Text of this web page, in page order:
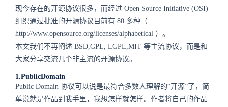
现今存在的开源协议很多，而经过 Open Source Initiative (OSI)
组织通过批准的开源协议目前有 80 多种（
http://www.opensource.org/licenses/alphabetical ）。
本文我们不再阐述 BSD,GPL, LGPL,MIT 等主流协议，而是和
大家分享交流几个非主流的开源协议。
1.PublicDomain
Public Domain 协议可以说是最符合多数人理解的“开源”了，简
单说就是作品到我手里，我想怎样就怎样。作者将自己的作品